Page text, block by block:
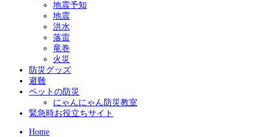
地震予知
地震
洪水
落雷
竜巻
火災
防災グッズ
避難
ペットの防災
にゃんにゃん防災教室
緊急時お役立ちサイト
Home